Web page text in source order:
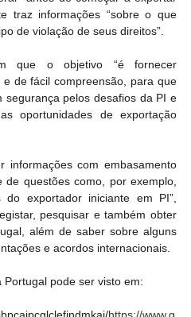
traz informações “sobre o que
de violação de seus direitos”.
que o objetivo “é fornecer
de fácil compreensão, para que
segurança pelos desafios da PI e
oportunidades de exportação
informações com embasamento
questões como, por exemplo,
exportador iniciante em PI”,
pesquisar e também obter
além de saber sobre alguns
e acordos internacionais.
pode ser visto em: